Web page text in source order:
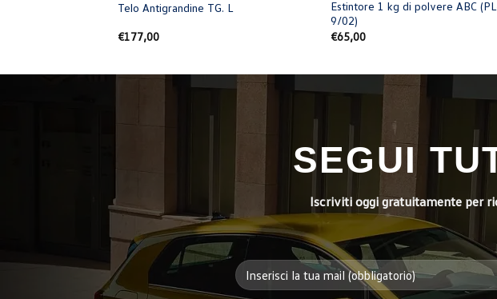
Telo Antigrandine TG. L
€177,00
Estintore 1 kg di polvere ABC
9/02)
€65,00
SEGUI
Iscriviti oggi gratuitamente per